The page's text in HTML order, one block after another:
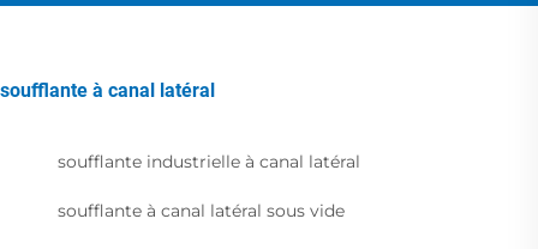
soufflante à canal latéral
soufflante industrielle à canal latéral
soufflante à canal latéral sous vide